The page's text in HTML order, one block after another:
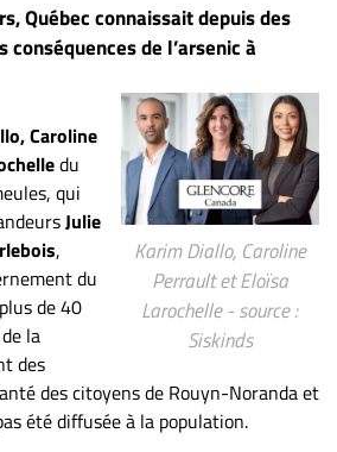
Québec connaissait depuis des
de l’arsenic à
Karim Diallo, Caroline
Perrault et Eloïsa
Larochelle - source :
Siskinds
Caroline
du
qui
Julie
,
du
de 40
la
des
des citoyens de Rouyn-Noranda et
été diffusée à la population.